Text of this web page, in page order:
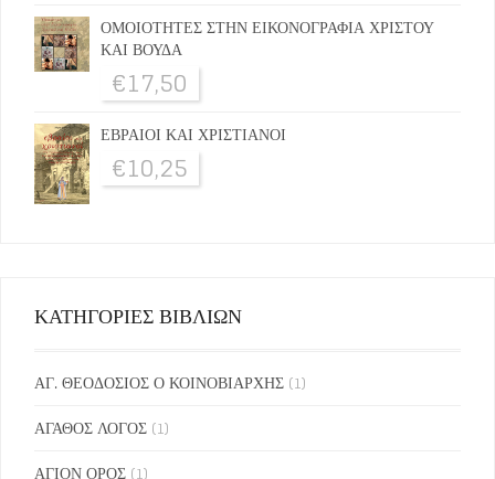
ΟΜΟΙΟΤΗΤΕΣ ΣΤΗΝ ΕΙΚΟΝΟΓΡΑΦΙΑ ΧΡΙΣΤΟΥ
ΚΑΙ ΒΟΥΔΑ
€17,50
ΕΒΡΑΙΟΙ ΚΑΙ ΧΡΙΣΤΙΑΝΟΙ
€10,25
ΚΑΤΗΓΟΡΙΕΣ ΒΙΒΛΙΩΝ
ΑΓ. ΘΕΟΔΟΣΙΟΣ Ο ΚΟΙΝΟΒΙΑΡΧΗΣ (1)
ΑΓΑΘΟΣ ΛΟΓΟΣ (1)
ΑΓΙΟΝ ΟΡΟΣ (1)